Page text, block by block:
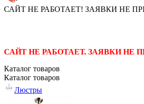
САЙТ НЕ РАБОТАЕТ! ЗАЯВКИ НЕ
САЙТ НЕ РАБОТАЕТ. ЗАЯВКИ НЕ
Каталог товаров
Каталог товаров
Люстры